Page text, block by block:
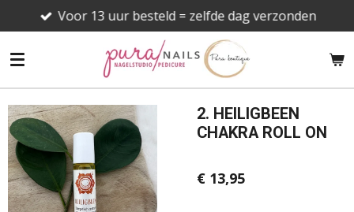
direct
naar
hoofdinhoud
Voor 13 uur besteld = zelfde dag verzonden
2. HEILIGBEEN
CHAKRA ROLL ON
€ 13,95